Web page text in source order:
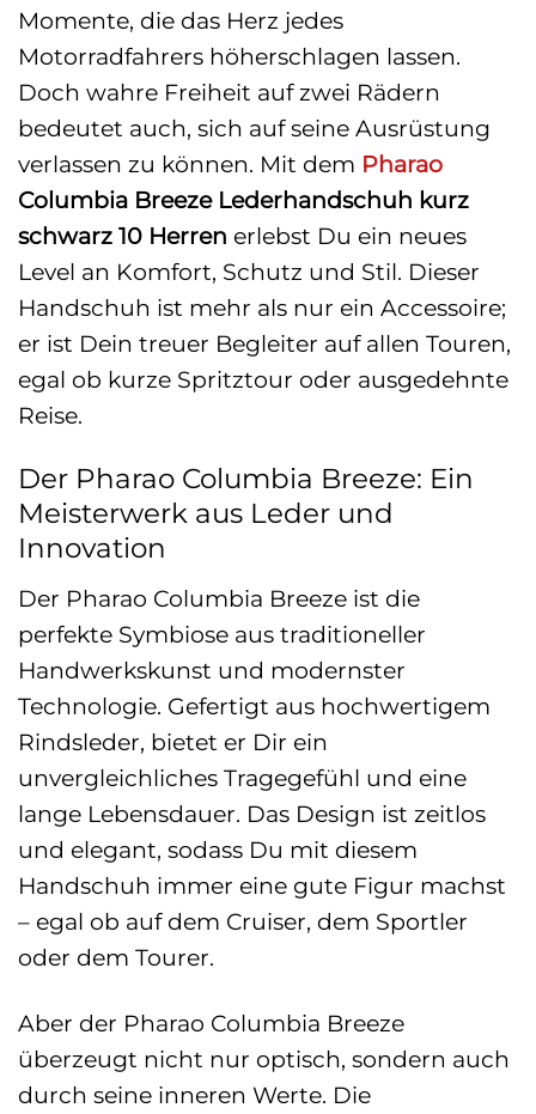
Momente, die das Herz jedes
Motorradfahrers höherschlagen lassen.
Doch wahre Freiheit auf zwei Rädern
bedeutet auch, sich auf seine Ausrüstung
verlassen zu können. Mit dem Pharao
Columbia Breeze Lederhandschuh kurz
schwarz 10 Herren erlebst Du ein neues
Level an Komfort, Schutz und Stil. Dieser
Handschuh ist mehr als nur ein Accessoire;
er ist Dein treuer Begleiter auf allen Touren,
egal ob kurze Spritztour oder ausgedehnte
Reise.
Der Pharao Columbia Breeze: Ein
Meisterwerk aus Leder und
Innovation
Der Pharao Columbia Breeze ist die
perfekte Symbiose aus traditioneller
Handwerkskunst und modernster
Technologie. Gefertigt aus hochwertigem
Rindsleder, bietet er Dir ein
unvergleichliches Tragegefühl und eine
lange Lebensdauer. Das Design ist zeitlos
und elegant, sodass Du mit diesem
Handschuh immer eine gute Figur machst
– egal ob auf dem Cruiser, dem Sportler
oder dem Tourer.
Aber der Pharao Columbia Breeze
überzeugt nicht nur optisch, sondern auch
durch seine inneren Werte. Die